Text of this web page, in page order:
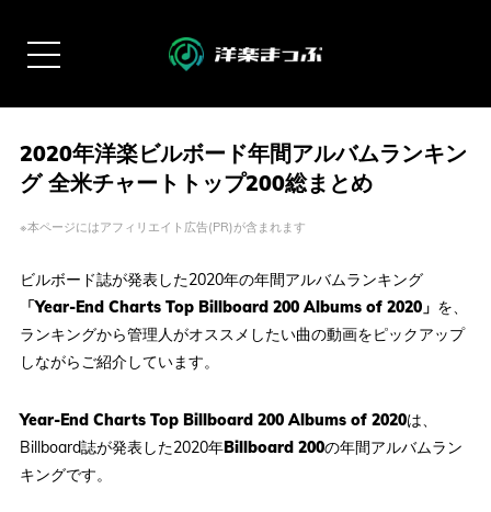
2020年洋楽ビルボード年間アルバムランキン
グ 全米チャートトップ200総まとめ
※本ページにはアフィリエイト広告(PR)が含まれます
ビルボード誌が発表した2020年の年間アルバムランキング
「Year-End Charts Top Billboard 200 Albums of 2020」 を、
ランキングから管理人がオススメしたい曲の動画をピックアップ
しながらご紹介しています。
Year-End Charts Top Billboard 200 Albums of 2020は、
Billboard誌が発表した2020年Billboard 200の年間アルバムラン
キングです。